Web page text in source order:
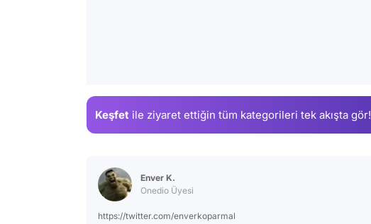
Keşfet ile ziyaret ettiğin tüm kategorileri tek akışta gör!
Enver K.
Onedio Üyesi
https://twitter.com/enverkoparmal